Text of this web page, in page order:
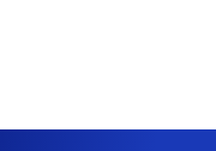
Pedidos